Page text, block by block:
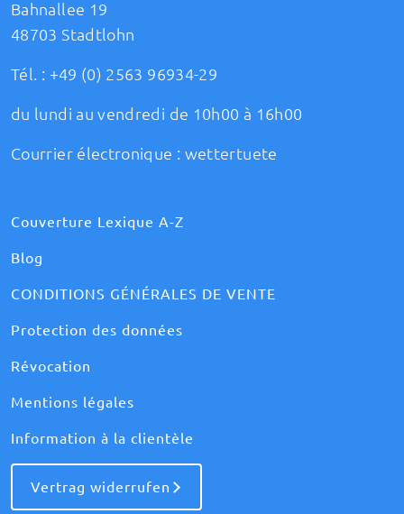
Bahnallee 19
48703 Stadtlohn
Tél. : +49 (0) 2563 96934-29
du lundi au vendredi de 10h00 à 16h00
Courrier électronique : wettertuete
Couverture Lexique A-Z
Blog
CONDITIONS GÉNÉRALES DE VENTE
Protection des données
Révocation
Mentions légales
Information à la clientèle
Vertrag widerrufen